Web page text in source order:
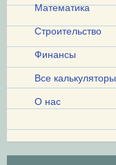
Математика
Строительство
Финансы
Все калькуляторы
О нас